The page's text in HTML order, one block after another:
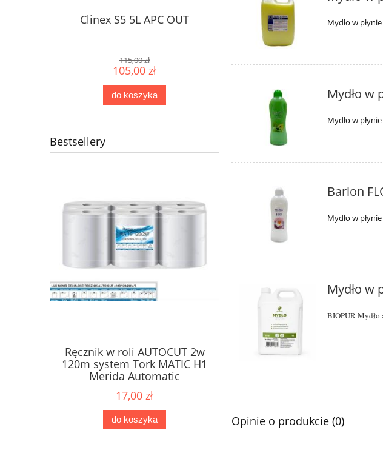
Clinex S5 5L APC OUT
115,00 zł
105,00 zł
do koszyka
Bestsellery
Ręcznik w roli AUTOCUT 2w
120m system Tork MATIC H1
Merida Automatic
17,00 zł
do koszyka
Papier toaletowy centralnego
do koszyka
Mydło w
Mydło w
Mydło w
Barlon
Mydło w
Mydło w
BIOPUR Mydło
Opinie o produkcie (0)